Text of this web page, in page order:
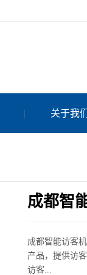
关于我们
成都智
成都智能访客
产品，提供访
访客...